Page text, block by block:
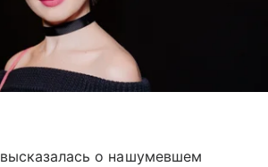
высказалась о нашумевшем